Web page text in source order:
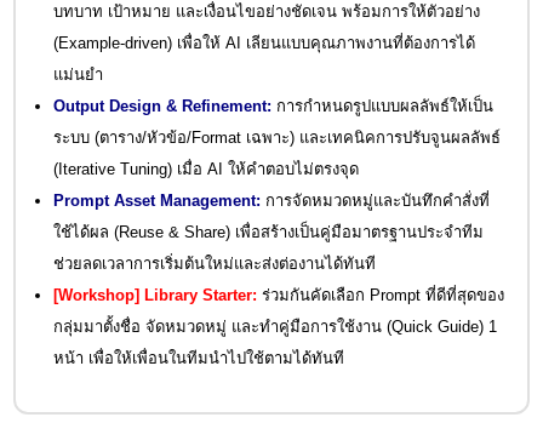
บทบาท เป้าหมาย และเงื่อนไขอย่างชัดเจน พร้อมการให้ตัวอย่าง
(Example-driven) เพื่อให้ AI เลียนแบบคุณภาพงานที่ต้องการได้
แม่นยำ
Output Design & Refinement: การกำหนดรูปแบบผลลัพธ์ให้เป็น
ระบบ (ตาราง/หัวข้อ/Format เฉพาะ) และเทคนิคการปรับจูนผลลัพธ์
(Iterative Tuning) เมื่อ AI ให้คำตอบไม่ตรงจุด
Prompt Asset Management: การจัดหมวดหมู่และบันทึกคำสั่งที่
ใช้ได้ผล (Reuse & Share) เพื่อสร้างเป็นคู่มือมาตรฐานประจำทีม
ช่วยลดเวลาการเริ่มต้นใหม่และส่งต่องานได้ทันที
[Workshop] Library Starter: ร่วมกันคัดเลือก Prompt ที่ดีที่สุดของ
กลุ่มมาตั้งชื่อ จัดหมวดหมู่ และทำคู่มือการใช้งาน (Quick Guide) 1
หน้า เพื่อให้เพื่อนในทีมนำไปใช้ตามได้ทันที